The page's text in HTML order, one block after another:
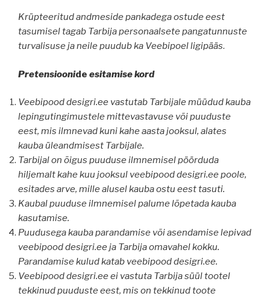
Krüpteeritud andmeside pankadega ostude eest
tasumisel tagab Tarbija personaalsete pangatunnuste
turvalisuse ja neile puudub ka Veebipoel ligipääs.
Pretensioonide esitamise kord
Veebipood desigri.ee vastutab Tarbijale müüdud kauba
lepingutingimustele mittevastavuse või puuduste
eest, mis ilmnevad kuni kahe aasta jooksul, alates
kauba üleandmisest Tarbijale.
Tarbijal on õigus puuduse ilmnemisel pöörduda
hiljemalt kahe kuu jooksul veebipood desigri.ee poole,
esitades arve, mille alusel kauba ostu eest tasuti.
Kaubal puuduse ilmnemisel palume lõpetada kauba
kasutamise.
Puudusega kauba parandamise või asendamise lepivad
veebipood desigri.ee ja Tarbija omavahel kokku.
Parandamise kulud katab veebipood desigri.ee.
Veebipood desigri.ee ei vastuta Tarbija süül tootel
tekkinud puuduste eest, mis on tekkinud toote